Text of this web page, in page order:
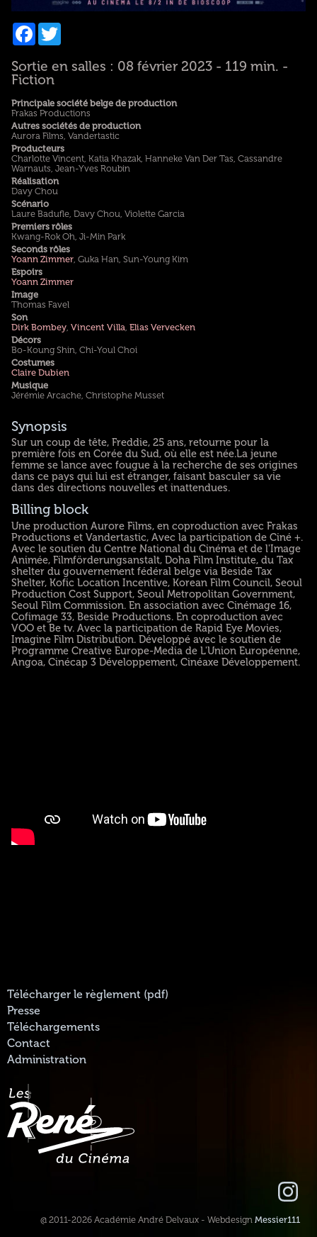
Facebook
Twitter
Sortie en salles : 08 février 2023 - 119 min. -
Fiction
Principale société belge de production
Frakas Productions
Autres sociétés de production
Aurora Films, Vandertastic
Producteurs
Charlotte Vincent, Katia Khazak, Hanneke Van Der Tas, Cassandre
Warnauts, Jean-Yves Roubin
Réalisation
Davy Chou
Scénario
Laure Badufle, Davy Chou, Violette Garcia
Premiers rôles
Kwang-Rok Oh, Ji-Min Park
Seconds rôles
Yoann Zimmer, Guka Han, Sun-Young Kim
Espoirs
Yoann Zimmer
Image
Thomas Favel
Son
Dirk Bombey, Vincent Villa, Elias Vervecken
Décors
Bo-Koung Shin, Chi-Youl Choi
Costumes
Claire Dubien
Musique
Jérémie Arcache, Christophe Musset
Synopsis
Sur un coup de tête, Freddie, 25 ans, retourne pour la
première fois en Corée du Sud, où elle est née.La jeune
femme se lance avec fougue à la recherche de ses origines
dans ce pays qui lui est étranger, faisant basculer sa vie
dans des directions nouvelles et inattendues.
Billing block
Une production Aurore Films, en coproduction avec Frakas
Productions et Vandertastic, Avec la participation de Ciné +.
Avec le soutien du Centre National du Cinéma et de l'Image
Animée, Filmförderungsanstalt, Doha Film Institute, du Tax
shelter du gouvernement fédéral belge via Beside Tax
Shelter, Kofic Location Incentive, Korean Film Council, Seoul
Production Cost Support, Seoul Metropolitan Government,
Seoul Film Commission. En association avec Cinémage 16,
Cofimage 33, Beside Productions. En coproduction avec
VOO et Be tv. Avec la participation de Rapid Eye Movies,
Imagine Film Distribution. Développé avec le soutien de
Programme Creative Europe-Media de L'Union Européenne,
Angoa, Cinécap 3 Développement, Cinéaxe Développement.
Télécharger le règlement (pdf)
Presse
Téléchargements
Contact
Administration
@ 2011-2026 Académie André Delvaux - WebdesignMessier111